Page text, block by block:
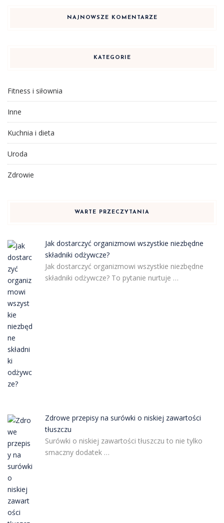
NAJNOWSZE KOMENTARZE
KATEGORIE
Fitness i siłownia
Inne
Kuchnia i dieta
Uroda
Zdrowie
WARTE PRZECZYTANIA
Jak dostarczyć organizmowi wszystkie niezbędne
składniki odżywcze?
Jak dostarczyć organizmowi wszystkie niezbędne
składniki odżywcze? To pytanie nurtuje …
Zdrowe przepisy na surówki o niskiej zawartości
tłuszczu
Surówki o niskiej zawartości tłuszczu to nie tylko
smaczny dodatek …